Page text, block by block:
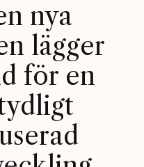
nya
lägger
för en